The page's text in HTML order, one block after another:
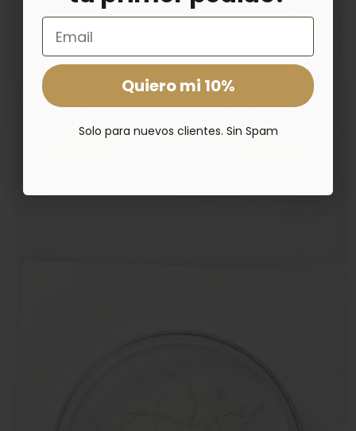
para ahorrar en tu primer pedido Livopets
Email
Solo para nuevos clientes. Sin Spam
Email
Quiero mi 10%
Solo para nuevos clientes. Sin Spam